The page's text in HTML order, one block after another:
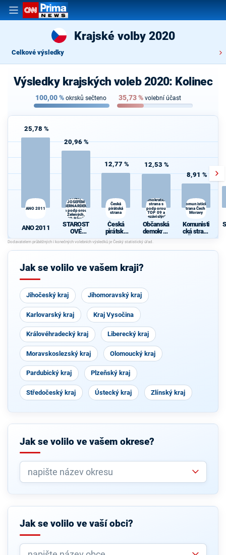
Krajské volby 2020
Celkové výsledky
Výsledky krajských voleb 2020: Kolinec
100,00% okrsků sečteno 35,73% volební účast
25,78 %
ANO 2011
ANO 2011
20,96 %
(STAN) s
JOSEFEM
BERNARDEM
a podporou
Zelených,
PRO Plzeň a
Idealistů
STAROST
OVÉ
(STAN) s
JOSEFEM
BERNARD
podporou
a Idealistů
12,77 %
Česká
pirátská
strana
Česká
pirátská
strana
12,53 %
demokratická
strana s
podporou
TOP 09 a
nezávislých
starostů
Občanská
demokrati
cká strana
s podporou
TOP 09 a
h starostů
8,91 %
Komunistická
strana Čech a
Moravy
Komunisti
cká strana
Čech a
Jak se volilo ve vašem kraji?
Jihočeský kraj Jihomoravský kraj
Karlovarský kraj Kraj Vysočina
Královéhradecký kraj Liberecký kraj
Moravskoslezský kraj Olomoucký kraj
Pardubický kraj Plzeňský kraj
Středočeský kraj Ústecký kraj Zlínský kraj
Jak se volilo ve vašem okrese?
Jak se volilo ve vaší obci?